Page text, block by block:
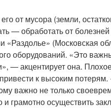
от мусора (земли,
— обработать от болезней
«Раздолье» (Московская
оборудований. «Это
— акцентирует она.
к высоким потерям.
важно не только
грамотно осуществить